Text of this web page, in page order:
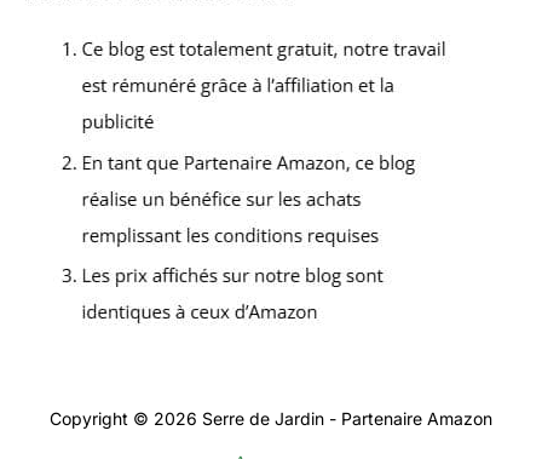
Copyright © 2026 Serre de Jardin - Partenaire Amazon